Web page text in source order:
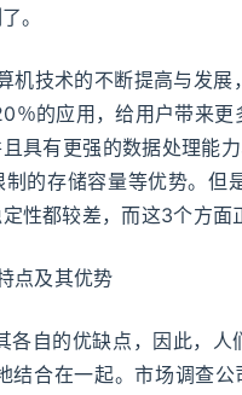
。
机技术的不断提高与发
％的应用，给用户带来
具有更强的数据处理能
的存储容量等优势。
性都较差，而这3个方面
及其优势
自的优缺点，因此，人
结合在一起。市场调查